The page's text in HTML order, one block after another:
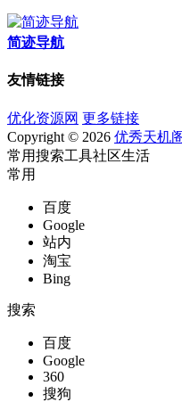
简迹导航
友情链接
优化资源网 更多链接
Copyright © 2026 优秀天机
常用搜索工具社区生活
常用
百度
Google
站内
淘宝
Bing
搜索
百度
Google
360
搜狗